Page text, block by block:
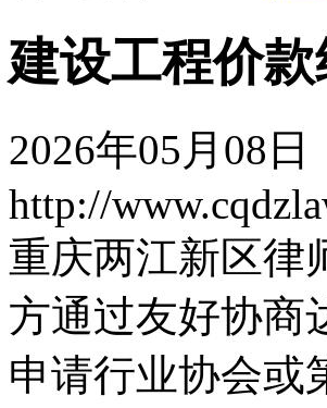
建设工程价
2026年05月08日
http://
重庆两江新区律
方通过友好协商
申请行业协会或